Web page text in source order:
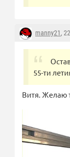
manny21,
55-ти
Витя. Желаю